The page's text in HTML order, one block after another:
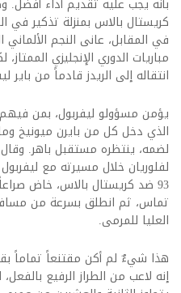
بأنه يجب عليه تقديم أداء أفضل.
كريستال بالاس بمنزلة تذكير في
في المقابل، عانى النجم
مباريات الدوري الإنجليزي
انتقاله إلى الريدز قادماً من باير
يؤمن مسؤولو ليفربول، بمن فيهم
الذي دخل كل من بايرن
لضمه، ينتظره مستقبل باهر.
لفلوريان خلال مسيرته مع
93 ضد كريستال بالاس، خاض
العليا للمرمى.
هذا شيءٌ لم أكن مقتنعاً تماماً
إنه لاعب من الطراز الرفيع